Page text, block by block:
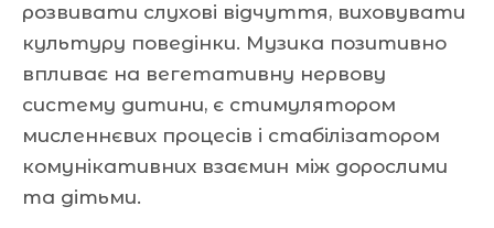
розвивати слухові відчуття, виховувати
культуру поведінки. Музика позитивно
впливає на вегетативну нервову
систему дитини, є стимулятором
мисленнєвих процесів і стабілізатором
комунікативних взаємин між дорослими
та дітьми.